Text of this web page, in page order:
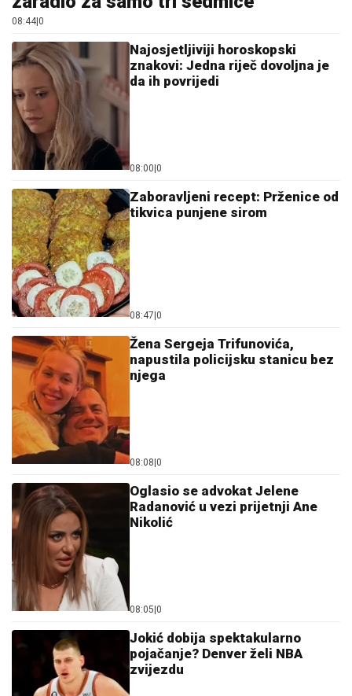
08:44|0
Najosjetljiviji horoskopski
znakovi: Jedna riječ dovoljna je
da ih povrijedi
08:00|0
Zaboravljeni recept: Prženice od
tikvica punjene sirom
08:47|0
Žena Sergeja Trifunovića,
napustila policijsku stanicu bez
njega
08:08|0
Oglasio se advokat Jelene
Radanović u vezi prijetnji Ane
Nikolić
08:05|0
Jokić dobija spektakularno
pojačanje? Denver želi NBA
zvijezdu